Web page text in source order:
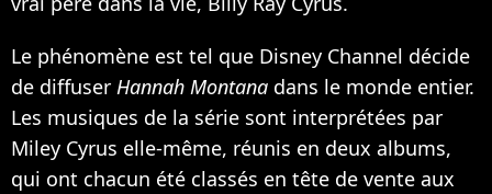
Le phénomène est tel que Disney Channel décide
de diffuser Hannah Montana dans le monde entier.
Les musiques de la série sont interprétées par
Miley Cyrus elle-même, réunis en deux albums,
qui ont chacun été classés en tête de vente aux